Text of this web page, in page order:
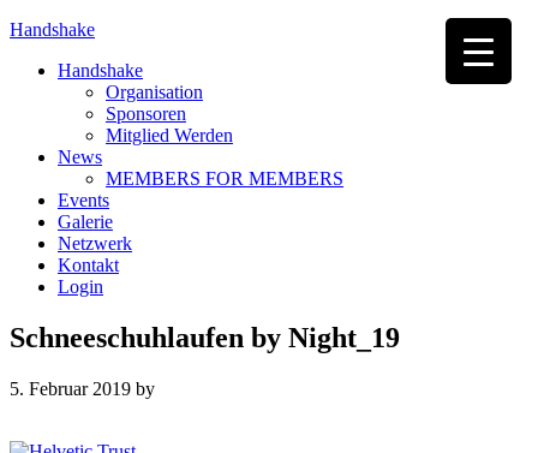
Handshake
Handshake
Organisation
Sponsoren
Mitglied Werden
News
MEMBERS FOR MEMBERS
Events
Galerie
Netzwerk
Kontakt
Login
Schneeschuhlaufen by Night_19
5. Februar 2019 by